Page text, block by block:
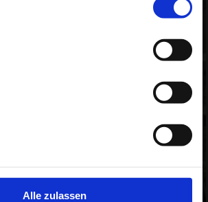
Alle zulassen